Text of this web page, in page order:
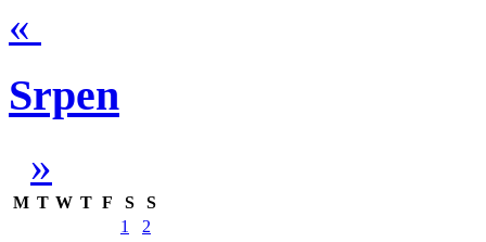
«
Srpen
»
M T W T F S
S
1
2